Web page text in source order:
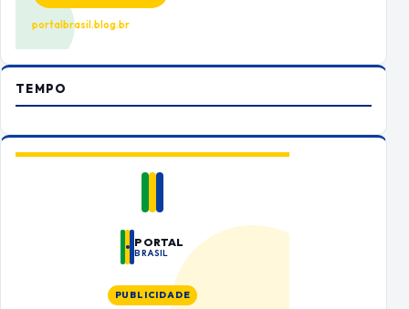
portalbrasil.blog.br
TEMPO
PORTAL
BRASIL
PUBLICIDADE